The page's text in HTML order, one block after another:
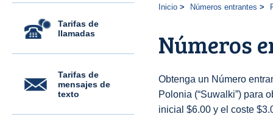
Tarifas de
llamadas
Tarifas de
mensajes de
texto
Inicio Números entrantes
Números
Obtenga un Número
Polonia (“Suwalki”) para
inicial $6.00 y el coste